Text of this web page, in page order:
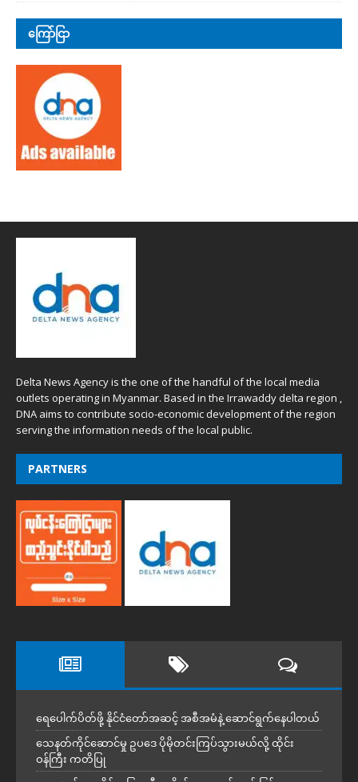
ကြော်ငြာ
Delta News Agency is the one of the handful of the local media
outlets operating in Myanmar. Based in the Irrawaddy delta region ,
DNA aims to contribute socio-economic development of the region
serving the information needs of the local public.
PARTNERS
ရေပေါက်ပိတ်ဖို့ နိုင်ငံတော်အဆင့် အစီအမံနဲ့ ဆောင်ရွက်နေပါတယ်
သေနတ်ကိုင်ဆောင်မှု ဥပဒေ ပိုမိုတင်းကြပ်သွားမယ်လို့ ထိုင်း
ဝန်ကြီး ကတိပြု